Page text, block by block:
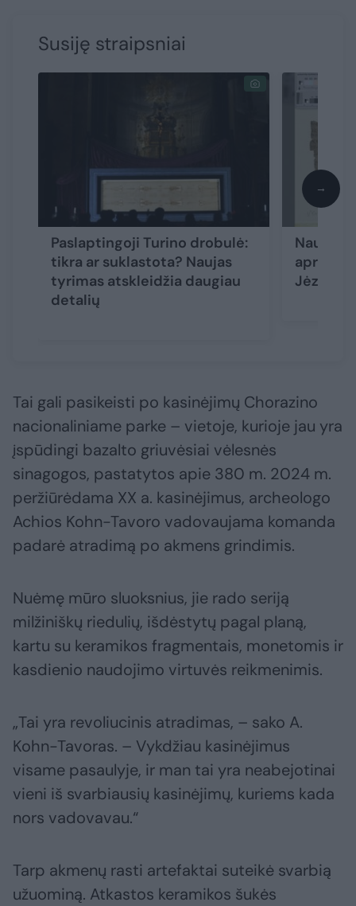
Susiję straipsniai
Paslaptingoji Turino drobulė:
tikra ar suklastota? Naujas
tyrimas atskleidžia daugiau
detalių
Naujai
Jėzaus
→
Tai gali pasikeisti po kasinėjimų Chorazino
nacionaliniame parke – vietoje, kurioje jau yra
įspūdingi bazalto griuvėsiai vėlesnės
sinagogos, pastatytos apie 380 m. 2024 m.
peržiūrėdama XX a. kasinėjimus, archeologo
Achios Kohn-Tavoro vadovaujama komanda
padarė atradimą po akmens grindimis.
Nuėmę mūro sluoksnius, jie rado seriją
milžiniškų riedulių, išdėstytų pagal planą,
kartu su keramikos fragmentais, monetomis ir
kasdienio naudojimo virtuvės reikmenimis.
„Tai yra revoliucinis atradimas, – sako A.
Kohn-Tavoras. – Vykdžiau kasinėjimus
visame pasaulyje, ir man tai yra neabejotinai
vieni iš svarbiausių kasinėjimų, kuriems kada
nors vadovavau.“
Tarp akmenų rasti artefaktai suteikė svarbią
užuominą. Atkastos keramikos šukės